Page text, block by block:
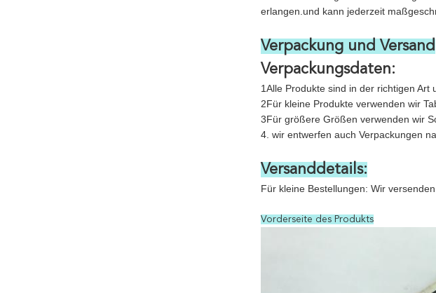
erlangen.und kann jederzeit
Verpackung und Versand
Verpackungsdaten:
1Alle Produkte sind in der richtigen Art
2Für kleine Produkte verwenden wir
3Für größere Größen verwenden wir
4. wir entwerfen auch Verpackungen
Versanddetails:
Für kleine Bestellungen: Wir
Vorderseite des Produkts